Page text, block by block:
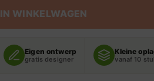
IN WINKELWAGEN
Eigen ontwerp
gratis designer
Kleine
vanaf 10